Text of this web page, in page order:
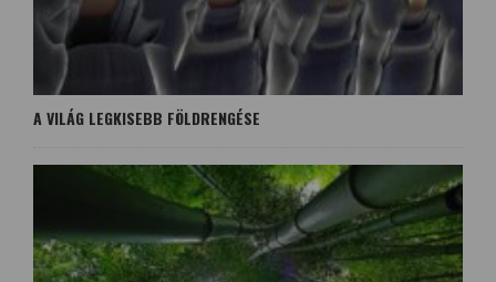
A VILÁG LEGKISEBB FÖLDRENGÉSE